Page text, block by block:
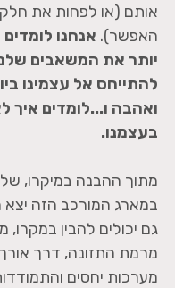
אותם (או לפחות את
האפשר). אנחנו לומדים
יותר את המשאבים
להתייחס אל עצמינו
ואהבה ו...לומדים איך
בעצמנו.
מתוך ההבנה במיקרו,
במארג המורכב הזה יצא
גם יכולים להבין במקרו,
מרמת התזונה, דרך אורך
מערכות יחסים